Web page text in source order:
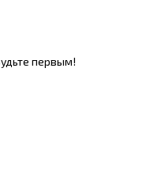
первым!